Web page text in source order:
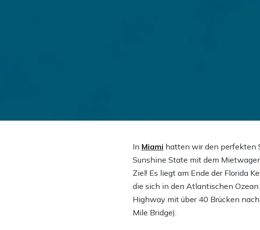
In Miami hatten wir den perfekten
Sunshine State mit dem
Ziel! Es liegt am Ende der Florida
die sich in den Atlantischen
Highway mit über 40 Brücken
Mile Bridge).